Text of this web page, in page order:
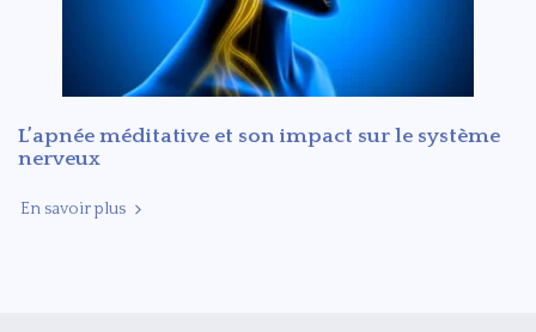
L’apnée méditative et son impact sur le système
nerveux
En savoir plus